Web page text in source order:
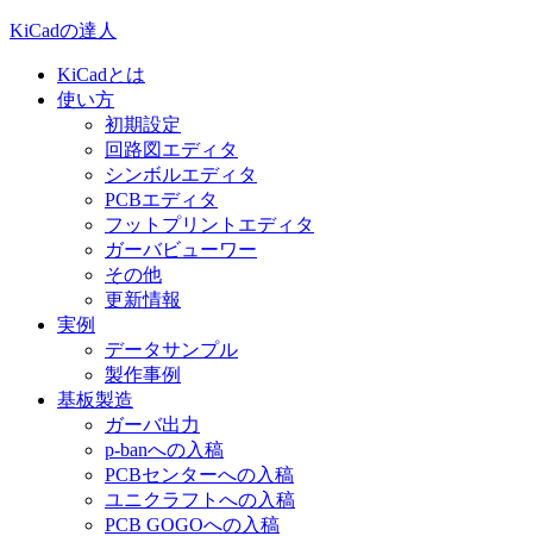
KiCadの達人
KiCadとは
使い方
初期設定
回路図エディタ
シンボルエディタ
PCBエディタ
フットプリントエディタ
ガーバビューワー
その他
更新情報
実例
データサンプル
製作事例
基板製造
ガーバ出力
p-banへの入稿
PCBセンターへの入稿
ユニクラフトへの入稿
PCB GOGOへの入稿